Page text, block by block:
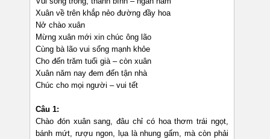
Xuân về trên khắp nẻo đường đầy hoa
Nở chào xuân
Mừng xuân mới xin chúc ông lão
Cùng bà lão vui sống mạnh khỏe
Cho đến trăm tuổi già – còn xuân
Xuân năm nay đem đến tận nhà
Chúc cho mọi người – vui tết
Câu 1:
Chào đón xuân sang, đâu chỉ có hoa thơm trái ngọt,
bánh mứt, rượu ngon, lụa là nhung gấm, mà còn phải